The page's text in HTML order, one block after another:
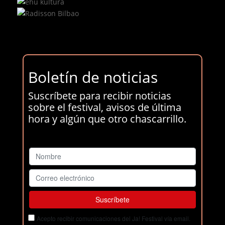
Boletín de noticias
Suscríbete para recibir noticias
sobre el festival, avisos de última
hora y algún que otro chascarrillo.
Acepto recibir comunicaciones del Ja! Festival vía email.